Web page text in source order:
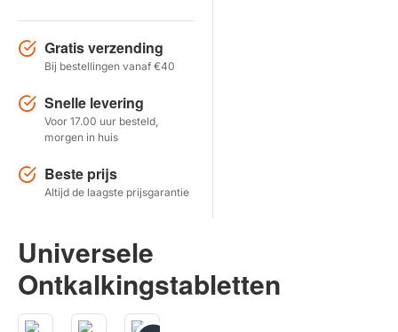
Model
Herstel zoekopdracht
Gratis verzending
Bij bestellingen vanaf €40
Snelle levering
Voor 17.00 uur besteld,
morgen in huis
Beste prijs
Altijd de laagste prijsgarantie
Universele
Ontkalkingstabletten